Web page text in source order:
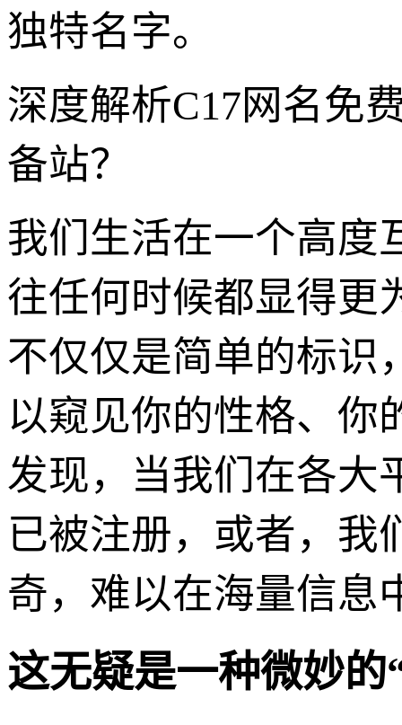
独特名字。
深度解析C17网名免
备站？
我们生活在一个高度
往任何时候都显得更
不仅仅是简单的标识
以窥见你的性格、你
发现，当我们在各大
已被注册，或者，我
奇，难以在海量信息
这无疑是一种微妙